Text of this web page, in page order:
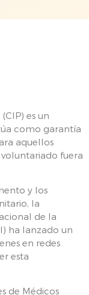
es un
como garantía
aquellos
fuera
y los
la
de la
ha lanzado un
en redes
esta
de Médicos